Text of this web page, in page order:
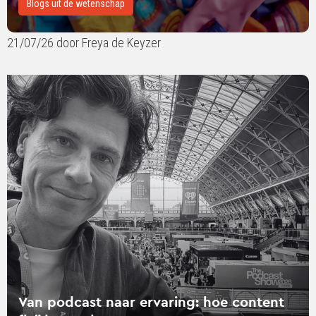
Blogs uit de wetenschap
21/07/26 door Freya de Keyzer
Van podcast naar ervaring: hoe content
Lees
verder
over
Van
podcast
naar
ervaring:
hoe
content
fluïde
werd